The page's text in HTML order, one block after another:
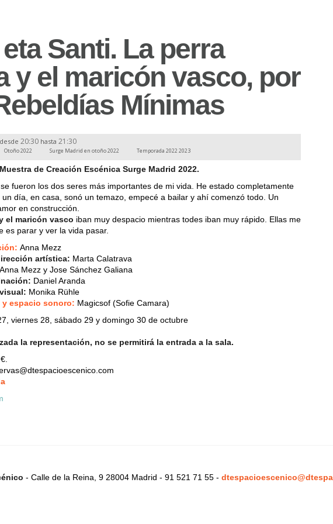
Santi. La perra
y el maricón vasco, por
Mínimas
desde 20:30 hasta 21:30
Otoño 2022 Surge Madrid en otoño 2022 Temporada 2022 2023
de Creación Escénica Surge Madrid 2022.
fueron los dos seres más importantes de mi vida. He estado completamente
un día, en casa, sonó un temazo, empecé a bailar y ahí comenzó todo. Un
en construcción.
el maricón vasco iban muy despacio mientras todes iban muy rápido. Ellas me
es parar y ver la vida pasar.
: Anna Mezz
artística: Marta Calatrava
Anna Mezz y Jose Sánchez Galiana
Daniel Aranda
Monika Rühle
espacio sonoro: Magicsof (Sofie Camara)
viernes 28, sábado 29 y domingo 30 de octubre
la representación, no se permitirá la entrada a la sala.
- Calle de la Reina, 9 28004 Madrid - 91 521 71 55 -